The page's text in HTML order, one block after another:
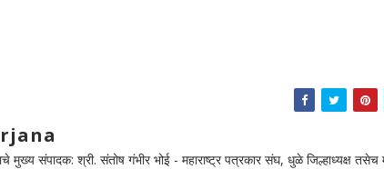
मुख्य संपादक: श्री. संतोष गंभीर भोई - महाराष्ट्र पत्रकार संघ, धुळे जिल्हाध्यक्ष तसेच